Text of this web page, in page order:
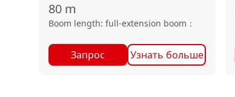
80 m
Boom length: full-extension boom ：
Запрос Узнать больше